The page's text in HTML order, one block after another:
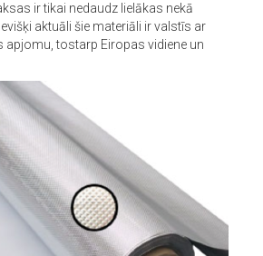
ir tikai nedaudz lielākas nekā
aktuāli šie materiāli ir valstīs ar
tostarp Eiropas vidiene un